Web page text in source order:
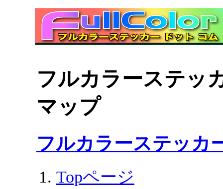
フルカラーステッ
マップ
フルカラーステッカ
Topページ